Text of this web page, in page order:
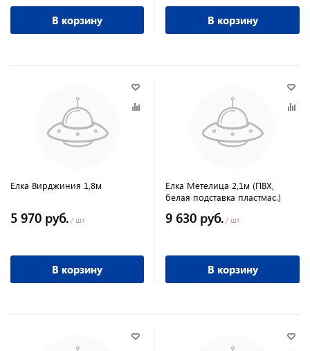
В корзину В корзину
Елка Вирджиния 1,8м
5 970 руб. / шт
В корзину
Елка Метелица 2,1м (ПВХ,
белая подставка пластмас.)
9 630 руб. / шт
В корзину